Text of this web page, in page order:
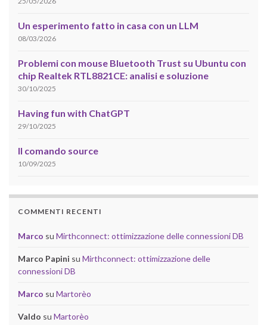
Un esperimento fatto in casa con un LLM
08/03/2026
Problemi con mouse Bluetooth Trust su Ubuntu con
chip Realtek RTL8821CE: analisi e soluzione
30/10/2025
Having fun with ChatGPT
29/10/2025
Il comando source
10/09/2025
COMMENTI RECENTI
Marco su Mirthconnect: ottimizzazione delle connessioni DB
Marco Papini su Mirthconnect: ottimizzazione delle
connessioni DB
Marco su Martorèo
Valdo su Martorèo